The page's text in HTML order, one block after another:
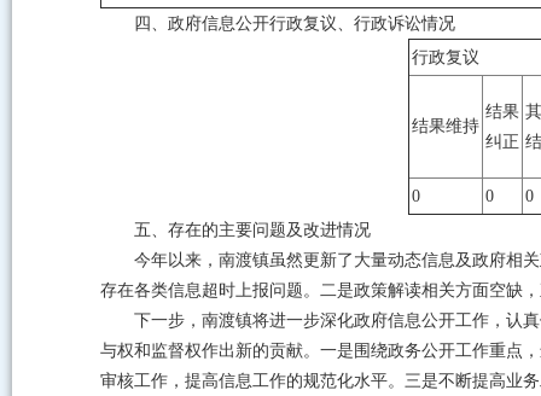
四、政府信息公开行政复议、行政诉讼情况
行政复议
结果维持
结果
纠正
0 0
0
五、存在的主要问题及改进情况
今年以来，南渡镇虽然更新了大量动态信息及政府相
存在各类信息超时上报问题。二是政策解读相关方面空缺
下一步，南渡镇将进一步深化政府信息公开工作，认
与权和监督权作出新的贡献。一是围绕政务公开工作重点
审核工作，提高信息工作的规范化水平。三是不断提高业